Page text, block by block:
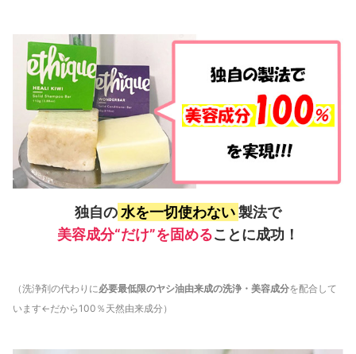
独自の水を一切使わない製法で
美容成分“だけ”を固めることに成功！
（洗浄剤の代わりに必要最低限のヤシ油由来成の洗浄・美容成分を配合して
います←だから100％天然由来成分）